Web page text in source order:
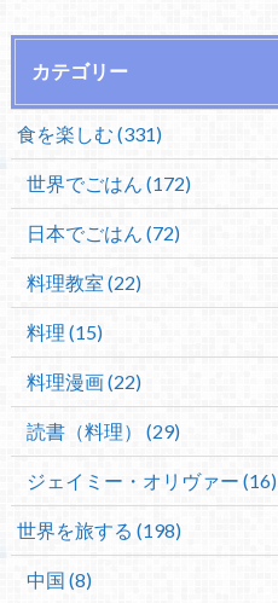
カテゴリー
食を楽しむ (331)
世界でごはん (172)
日本でごはん (72)
料理教室 (22)
料理 (15)
料理漫画 (22)
読書（料理） (29)
ジェイミー・オリヴァー (16)
世界を旅する (198)
中国 (8)